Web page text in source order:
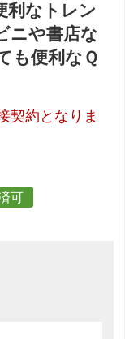
利なトレン
ニや書店な
も便利なＱ
契約となりま
可